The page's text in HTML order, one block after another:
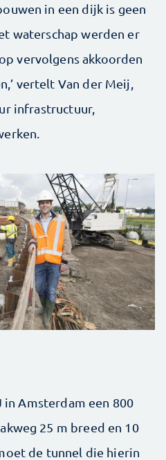
in een dijk is geen
waterschap werden er
vervolgens akkoorden
vertelt Van der Meij,
infrastructuur,
in Amsterdam een 800
25 m breed en 10
de tunnel die hierin